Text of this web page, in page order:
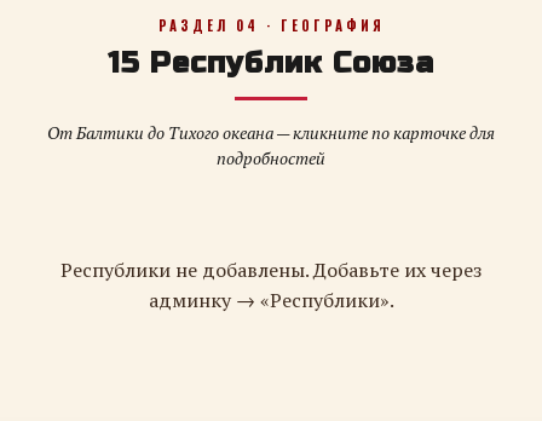
РАЗДЕЛ 04 · ГЕОГРАФИЯ
15 Республик Союза
От Балтики до Тихого океана — кликните по карточке для
подробностей
Республики не добавлены. Добавьте их через
админку → «Республики».